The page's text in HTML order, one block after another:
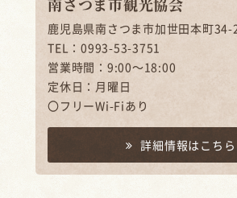
南さつま市観光協会
鹿児島県南さつま市加世田本町34-
TEL：0993-53-3751
営業時間：9:00～18:00
定休日：月曜日
〇フリーWi-Fiあり
詳細情報はこちら